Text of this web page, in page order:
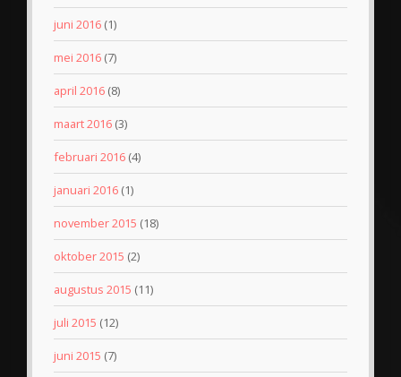
juni 2016 (1)
mei 2016 (7)
april 2016 (8)
maart 2016 (3)
februari 2016 (4)
januari 2016 (1)
november 2015 (18)
oktober 2015 (2)
augustus 2015 (11)
juli 2015 (12)
juni 2015 (7)